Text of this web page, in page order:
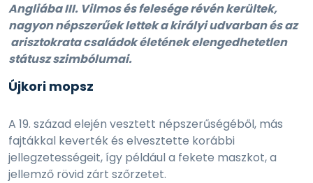
Angliába III. Vilmos és felesége révén kerültek,
nagyon népszerűek lettek a királyi udvarban és az
arisztokrata családok életének elengedhetetlen
státusz szimbólumai.
Újkori mopsz
A 19. század elején vesztett népszerűségéből, más
fajtákkal keverték és elvesztette korábbi
jellegzetességeit, így például a fekete maszkot, a
jellemző rövid zárt szőrzetet.